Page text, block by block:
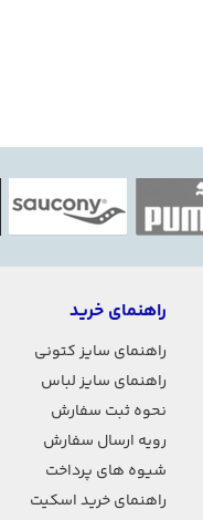
راهنمای خرید
راهنمای سایز کتونی
راهنمای سایز لباس
نحوه ثبت سفارش
رویه ارسال سفارش
شیوه های پرداخت
راهنمای خرید اسکیت